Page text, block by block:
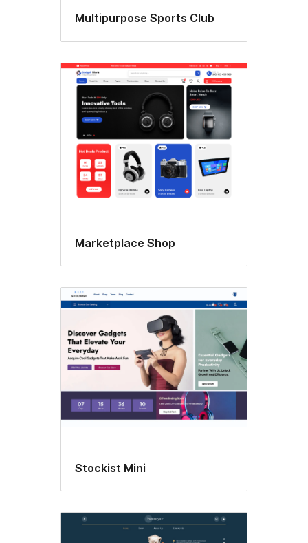
Multipurpose Sports Club
Marketplace Shop
Stockist Mini